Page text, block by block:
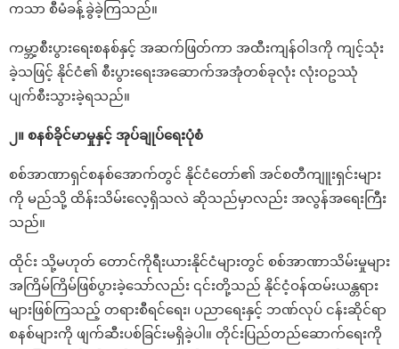
ကသာ စီမံခန့်ခွဲခဲ့ကြသည်။
ကမ္ဘာ့စီးပွားရေးစနစ်နှင့် အဆက်ဖြတ်ကာ အထီးကျန်ဝါဒကို ကျင့်သုံး
ခဲ့သဖြင့် နိုင်ငံ၏ စီးပွားရေးအဆောက်အအုံတစ်ခုလုံး လုံးဝဥဿုံ
ပျက်စီးသွားခဲ့ရသည်။
၂။ စနစ်ခိုင်မာမှုနှင့် အုပ်ချုပ်ရေးပုံစံ
စစ်အာဏာရှင်စနစ်အောက်တွင် နိုင်ငံတော်၏ အင်စတီကျူးရှင်းများ
ကို မည်သို့ ထိန်းသိမ်းလေ့ရှိသလဲ ဆိုသည်မှာလည်း အလွန်အရေးကြီး
သည်။
ထိုင်း သို့မဟုတ် တောင်ကိုရီးယားနိုင်ငံများတွင် စစ်အာဏာသိမ်းမှုများ
အကြိမ်ကြိမ်ဖြစ်ပွားခဲ့သော်လည်း ၎င်းတို့သည် နိုင်ငံ့ဝန်ထမ်းယန္တရား
များဖြစ်ကြသည့် တရားစီရင်ရေး၊ ပညာရေးနှင့် ဘဏ်လုပ် ငန်းဆိုင်ရာ
စနစ်များကို ဖျက်ဆီးပစ်ခြင်းမရှိခဲ့ပါ။ တိုင်းပြည်တည်ဆောက်ရေးကို